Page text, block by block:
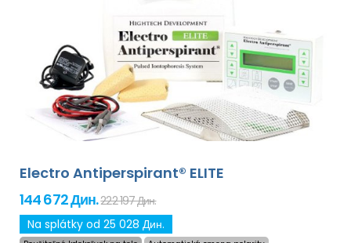
Electro Antiperspirant® ELITE
144 672 Дин.222 197 Дин.
Na splátky od 25 028 Дин.